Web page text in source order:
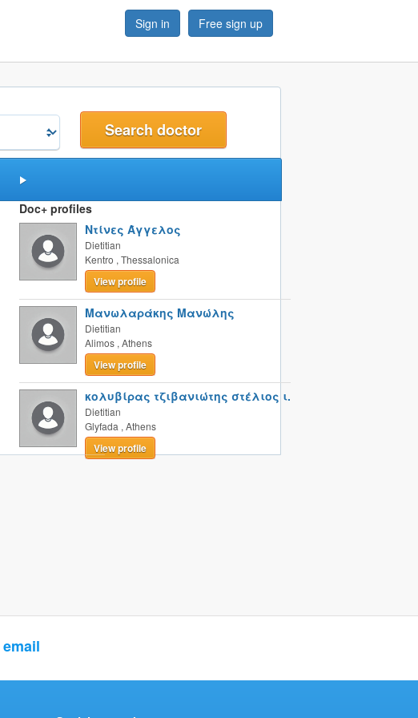
Sign in Free sign up
Doc+ profiles
Ντίνες Άγγελος
Dietitian
Kentro , Thessalonica
View profile
Μανωλαράκης Μανώλης
Dietitian
Alimos , Athens
View profile
κολυβίρας τζιβανιώτης στέλιος ι.
Dietitian
Glyfada , Athens
View profile
email